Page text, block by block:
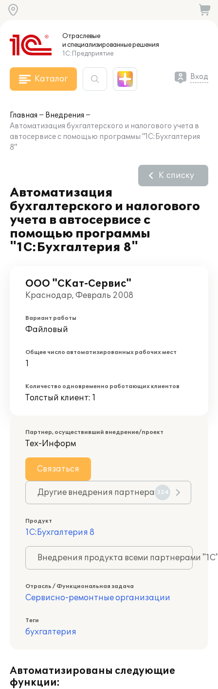
Отраслевые
и специализированныерешения
1С:Предприятие
Каталог Вход
Главная
Внедрения
Автоматизация бухгалтерского и налогового учета в
автосервисе с помощью программы "1С:Бухгалтерия
8"
Автоматизация
бухгалтерского и налогового
учета в автосервисе с
помощью программы
"1С:Бухгалтерия 8"
К списку
ООО "СКат-Сервис"
Краснодар, Февраль 2008
Вариант работы
Файловый
Общее число автоматизированных рабочих мест
1
Количество одновременно работающих клиентов
Толстый клиент: 1
Партнер, осуществивший внедрение/проект
Тех-Информ
Связаться
Другие внедрения партнера 324
Продукт
1С:Бухгалтерия 8
Внедрения продукта всеми партнерами
Отрасль / Функциональная задача
Сервисно-ремонтные организации
Теги
бухгалтерия
Автоматизированы следующие
функции: